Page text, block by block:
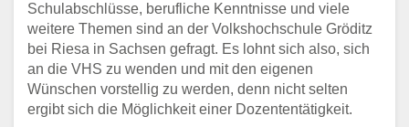
Schulabschlüsse, berufliche Kenntnisse und viele
weitere Themen sind an der Volkshochschule Gröditz
bei Riesa in Sachsen gefragt. Es lohnt sich also, sich
an die VHS zu wenden und mit den eigenen
Wünschen vorstellig zu werden, denn nicht selten
ergibt sich die Möglichkeit einer Dozententätigkeit.